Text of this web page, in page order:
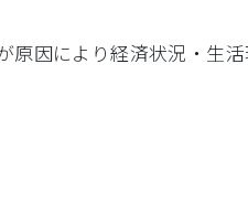
原因により経済状況・生